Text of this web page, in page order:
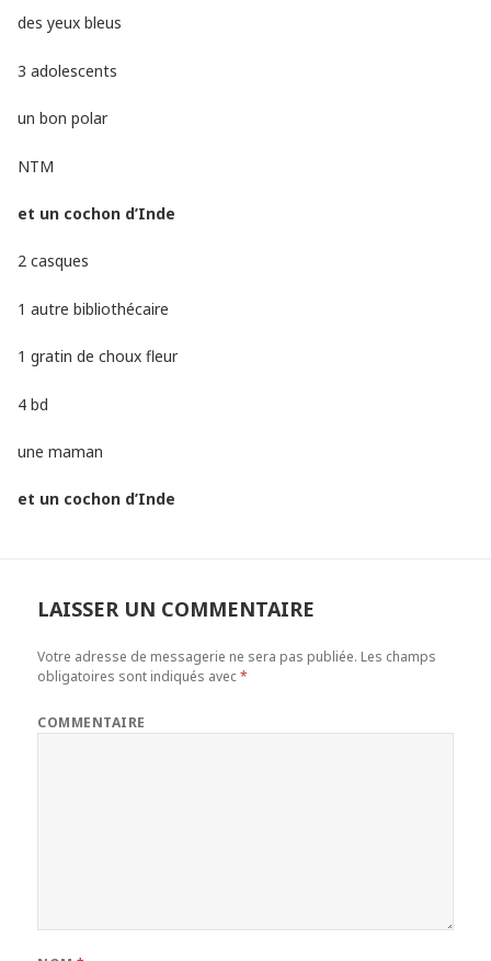
des yeux bleus
3 adolescents
un bon polar
NTM
et un cochon d’Inde
2 casques
1 autre bibliothécaire
1 gratin de choux fleur
4 bd
une maman
et un cochon d’Inde
LAISSER UN COMMENTAIRE
Votre adresse de messagerie ne sera pas publiée. Les champs
obligatoires sont indiqués avec*
COMMENTAIRE